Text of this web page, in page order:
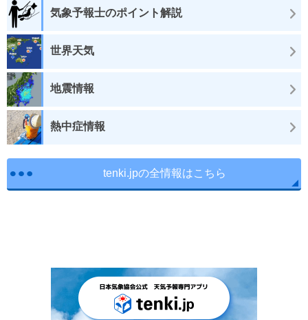
気象予報士のポイント解説
世界天気
地震情報
熱中症情報
tenki.jpの全情報はこちら